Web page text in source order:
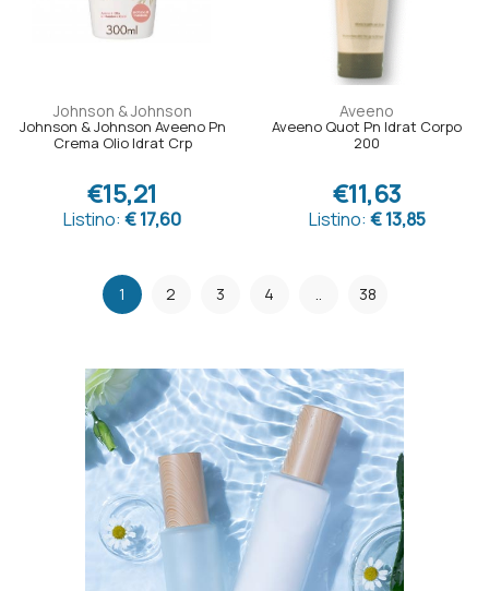
Johnson & Johnson
Johnson & Johnson Aveeno Pn
Crema Olio Idrat Crp
€15,21
Listino: € 17,60
Aveeno
Aveeno Quot Pn Idrat Corpo
200
€11,63
Listino: € 13,85
1 2 3 4 .. 38